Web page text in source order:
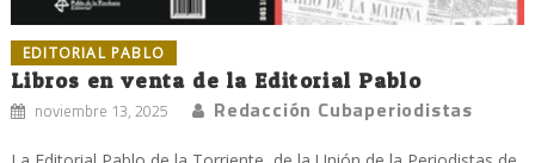
EDITORIAL PABLO
Libros en venta de la Editorial Pablo
noviembre 13, 2025 Redacción Cubaperiodistas